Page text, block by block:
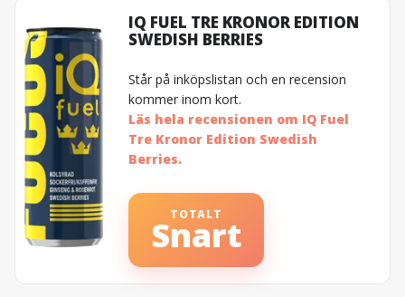
IQ FUEL TRE KRONOR EDITION
SWEDISH BERRIES
Står på inköpslistan och en recension
kommer inom kort.
Läs hela recensionen om IQ Fuel
Tre Kronor Edition Swedish
Berries.
TOTALT
Snart